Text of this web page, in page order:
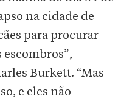
na cidade de
para procurar
Burkett. “Mas
e eles não